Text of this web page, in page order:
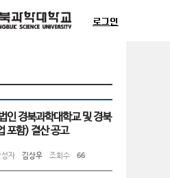
인 경북과학대학교 및 경북
포함) 결산 공고
성자 김상우 조회수 66